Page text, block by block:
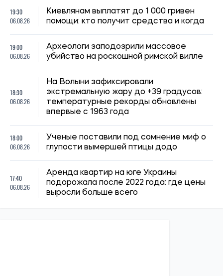
06.08.26
подорожала после 2022 года: где цены
выросли больше всего